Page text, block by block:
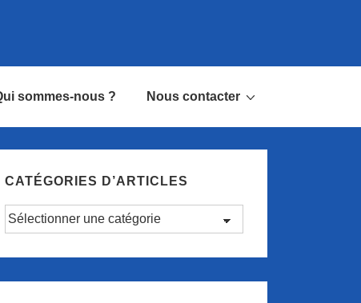
sommes-nous ? Nous contacter
CATÉGORIES D’ARTICLES
Catégories